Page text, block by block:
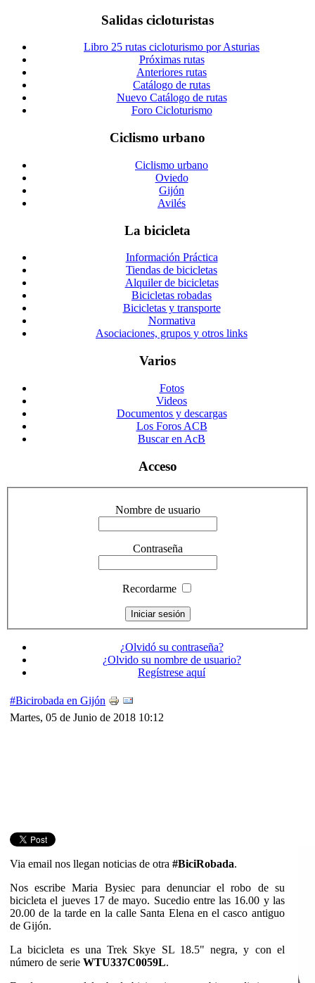
Salidas cicloturistas
Libro 25 rutas cicloturismo por Asturias
Próximas rutas
Anteriores rutas
Catálogo de rutas
Nuevo Catálogo de rutas
Foro Cicloturismo
Ciclismo urbano
Ciclismo urbano
Oviedo
Gijón
Avilés
La bicicleta
Información Práctica
Tiendas de bicicletas
Alquiler de bicicletas
Bicicletas robadas
Bicicletas y transporte
Normativa
Asociaciones, grupos y otros links
Varios
Fotos
Videos
Documentos y descargas
Los Foros ACB
Buscar en AcB
Acceso
Nombre de usuario
Contraseña
Recordarme
¿Olvidó su contraseña?
¿Olvido su nombre de usuario?
Regístrese aquí
#Bicirobada en Gijón
Martes, 05 de Junio de 2018 10:12
Via email nos llegan noticias de otra #BiciRobada.
Nos escribe Maria Bysiec para denunciar el robo de su
bicicleta el jueves 17 de mayo. Sucedio entre las 16.00 y las
20.00 de la tarde en la calle Santa Elena en el casco antiguo
de Gijón.
La bicicleta es una Trek Skye SL 18.5" negra, y con el
número de serie WTU337C0059L.